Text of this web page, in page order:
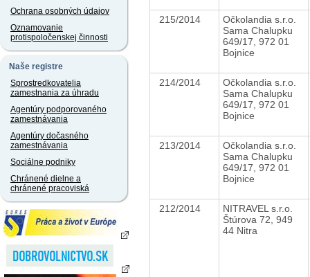
Ochrana osobných údajov
Oznamovanie
protispoločenskej činnosti
Naše registre
Sprostredkovatelia
zamestnania za úhradu
Agentúry podporovaného
zamestnávania
Agentúry dočasného
zamestnávania
Sociálne podniky
Chránené dielne a
chránené pracoviská
215/2014
Očkolandia s.r.o.
Sama Chalupku
649/17, 972 01
Bojnice
214/2014
Očkolandia s.r.o.
Sama Chalupku
649/17, 972 01
Bojnice
213/2014
Očkolandia s.r.o.
Sama Chalupku
649/17, 972 01
Bojnice
212/2014
NITRAVEL s.r.o.
Štúrova 72, 949
44 Nitra